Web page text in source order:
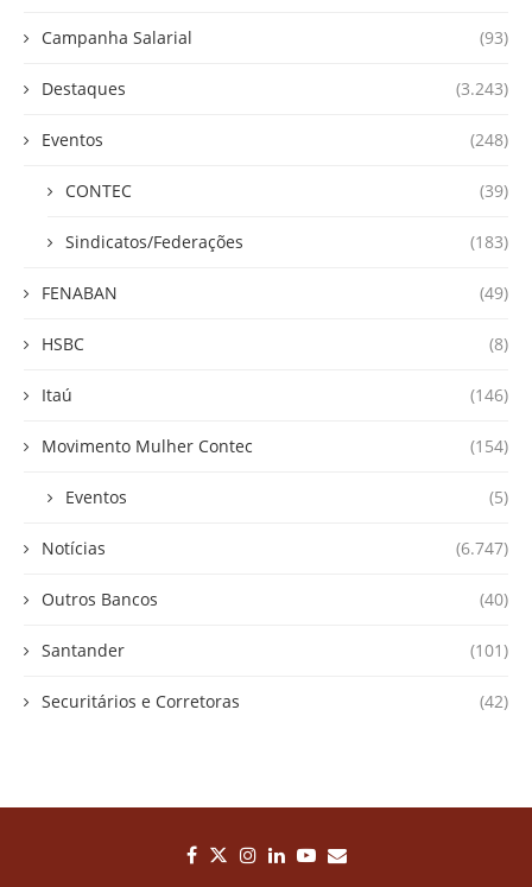
Campanha Salarial (93)
Destaques (3.243)
Eventos (248)
CONTEC (39)
Sindicatos/Federações (183)
FENABAN (49)
HSBC (8)
Itaú (146)
Movimento Mulher Contec (154)
Eventos (5)
Notícias (6.747)
Outros Bancos (40)
Santander (101)
Securitários e Corretoras (42)